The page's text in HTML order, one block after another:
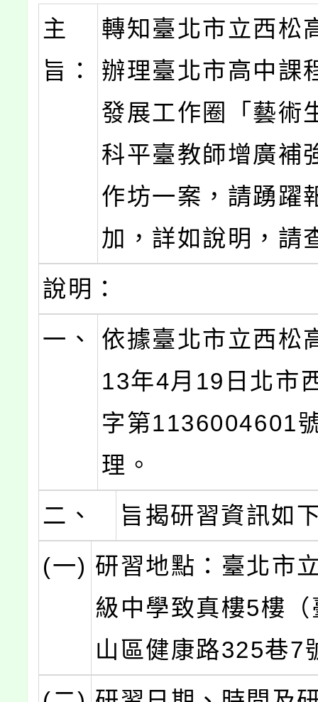
主
旨：
轉知臺北市立西松
辦理臺北市高中課
發展工作圈「藝術
科平臺教師增廣補
作坊一案，請踴躍
加，詳如說明，請
說明：
一、
依據臺北市立西松
13年4月19日北市
字第1136004601
理。
二、
旨揭研習資訊如
(一) 研習地點：臺北市
級中學致真樓5樓
山區健康路325巷7